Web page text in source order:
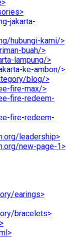
jakarta-
hubungi-kami/>
buah/>
lampung/>
ke-ambon/>
blog/>
fire-max/>
fire-redeem-
fire-redeem-
leadership>
new-page-1>
earings>
bracelets>